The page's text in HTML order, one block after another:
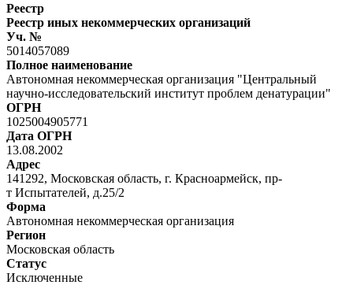
Реестр
Реестр иных некоммерческих организаций
Уч. №
5014057089
Полное наименование
Автономная некоммерческая организация "Центральный
научно-исследовательский институт проблем денатурации"
ОГРН
1025004905771
Дата ОГРН
13.08.2002
Адрес
141292, Московская область, г. Красноармейск, пр-
т Испытателей, д.25/2
Форма
Автономная некоммерческая организация
Регион
Московская область
Статус
Исключенные